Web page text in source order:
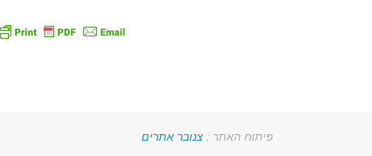
פיתוח האתר :צנובר אתרים